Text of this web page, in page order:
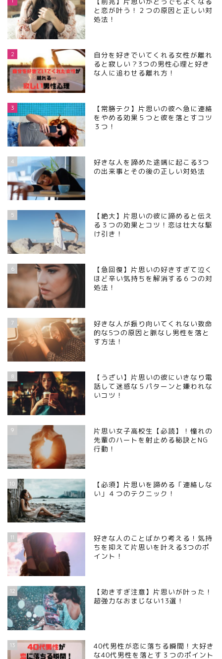
と恋が叶う！２つの原因と正しい対
処法！
2
自分を好きでいてくれる女性が離れ
ると寂しい？3つの男性心理と好き
な人に追わせる離れ方！
3
【常勝テク】片思いの彼へ急に連絡
をやめる効果５つと彼を落とすコツ
３つ！
4
好きな人を諦めた途端に起こる3つ
の出来事とその後の正しい対処法
5
【絶大】片思いの彼に諦めると伝え
る３つの効果とコツ！恋は壮大な駆
け引き！
6
【急回復】片思いの好きすぎて泣く
ほど辛い気持ちを解消する６つの対
処法！
7
好きな人が振り向いてくれない致命
的な5つの原因と脈なし男性を落と
す方法！
8
【うざい】片思いの彼にいきなり電
話して迷惑な５パターンと嫌われな
いコツ！
9
片思い女子高校生【必読】！憧れの
先輩のハートを射止める秘訣とNG
行動！
10
【必須】片思いを諦める「連絡しな
い」４つのテクニック！
11
好きな人のことばかり考える！気持
ちを抑えて片思いを叶える3つのポ
イント！
12
【効きすぎ注意】片思いが叶った！
超強力なおまじない13選！
13
40代男性が恋に落ちる瞬間！大好き
な40代男性を落とす３つのポイント